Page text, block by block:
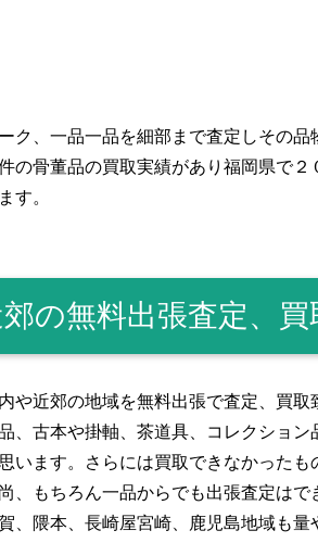
ク、一品一品を細部まで査定しその
の骨董品の買取実績があり福岡県で
す。
の無料出張査定、買
や近郊の地域を無料出張で査定、買
、古本や掛軸、茶道具、コレクショ
います。さらには買取できなかった
、もちろん一品からでも出張査定は
、隈本、長崎屋宮崎、鹿児島地域も